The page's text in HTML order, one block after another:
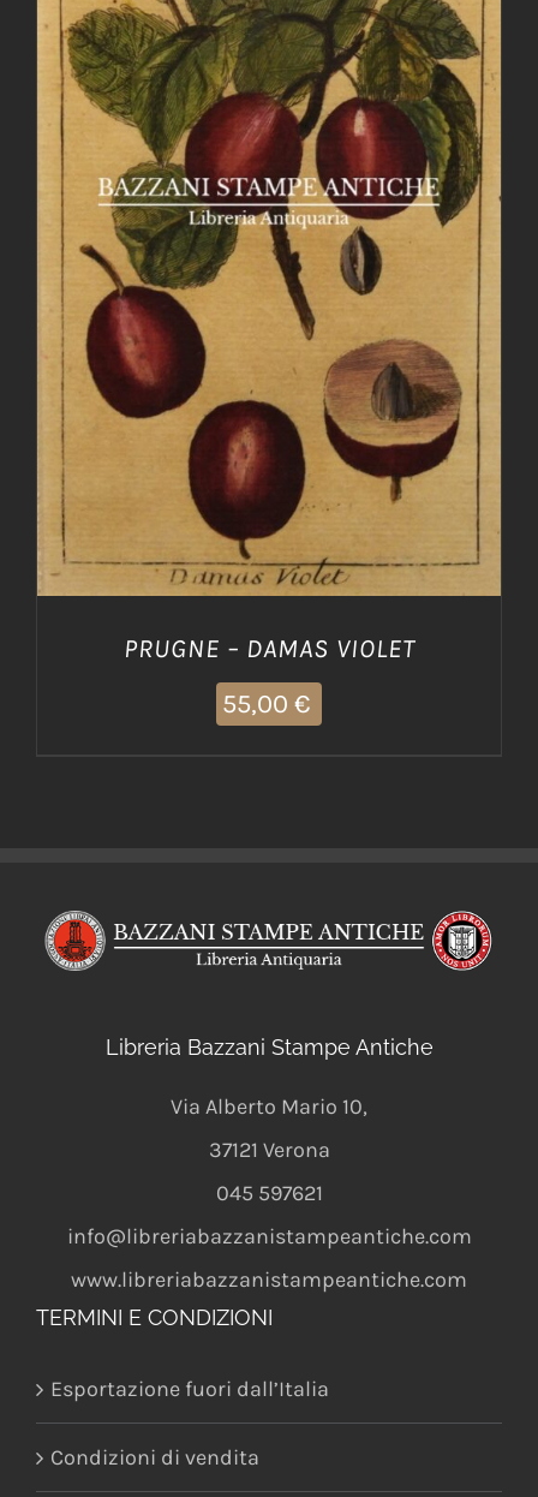
AGGIUNGI AL CARRELLO / DETTAGLI
PRUGNE – DAMAS VIOLET
55,00 €
Libreria Bazzani Stampe Antiche
Via Alberto Mario 10,
37121 Verona
045 597621
info@libreriabazzanistampeantiche.com
www.libreriabazzanistampeantiche.com
TERMINI E CONDIZIONI
Esportazione fuori dall’Italia
Condizioni di vendita